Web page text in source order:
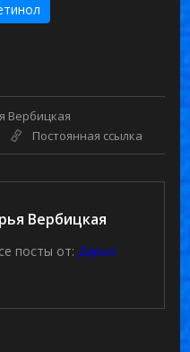
Вербицкая
Постоянная ссылка
Вербицкая
посты от: Дарья